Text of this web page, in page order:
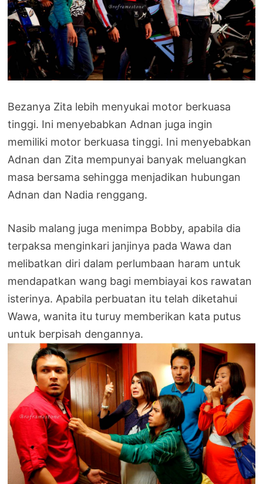
Bezanya Zita lebih menyukai motor berkuasa
tinggi. Ini menyebabkan Adnan juga ingin
memiliki motor berkuasa tinggi. Ini menyebabkan
Adnan dan Zita mempunyai banyak meluangkan
masa bersama sehingga menjadikan hubungan
Adnan dan Nadia renggang.
Nasib malang juga menimpa Bobby, apabila dia
terpaksa menginkari janjinya pada Wawa dan
melibatkan diri dalam perlumbaan haram untuk
mendapatkan wang bagi membiayai kos rawatan
isterinya. Apabila perbuatan itu telah diketahui
Wawa, wanita itu turuy memberikan kata putus
untuk berpisah dengannya.